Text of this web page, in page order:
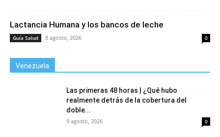
Lactancia Humana y los bancos de leche
Guía Salud 8 agosto, 2026 0
Venezuela
Las primeras 48 horas | ¿Qué hubo
realmente detrás de la cobertura del
doble...
9 agosto, 2026 0